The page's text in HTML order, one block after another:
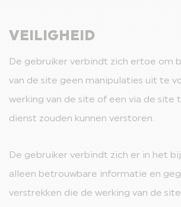
VEILIGHEID
De gebruiker verbindt zich ertoe om
van de site geen manipulaties uit te
werking van de site of een via de site
dienst zouden kunnen verstoren.
De gebruiker verbindt zich er in het
alleen betrouwbare informatie en
verstrekken die de werking van de